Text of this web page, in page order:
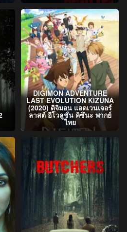
DIGIMON ADVENTURE
LAST EVOLUTION KIZUNA
(2020) ดิจิมอน แอดเวนเจอร์
ลาสต์ อีโวลูชั่น คิซึนะ พากย์
ไทย